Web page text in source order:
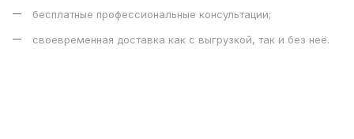
бесплатные профессиональные консультации;
своевременная доставка как с выгрузкой, так и без неё.